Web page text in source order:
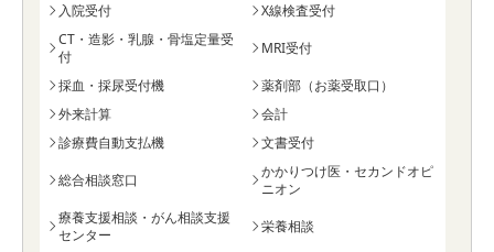
入院受付
X線検査受付
CT・造影・乳腺・骨塩定量受
付
MRI受付
採血・採尿受付機
薬剤部（お薬受取口）
外来計算
会計
診療費自動支払機
文書受付
総合相談窓口
かかりつけ医・セカンドオピ
ニオン
療養支援相談・がん相談支援
センター
栄養相談